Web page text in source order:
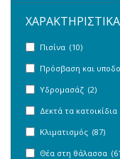
Πισίνα (10)
Πρόσβαση και
Υδρομασάζ (2)
Δεκτά τα
Κλιματισμός (87)
Θέα στη θάλασσα